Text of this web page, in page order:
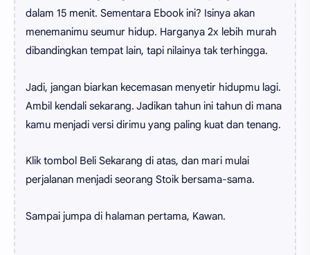
dalam 15 menit. Sementara Ebook ini? Isinya akan
menemanimu seumur hidup. Harganya 2x lebih murah
dibandingkan tempat lain, tapi nilainya tak terhingga.
Jadi, jangan biarkan kecemasan menyetir hidupmu lagi.
Ambil kendali sekarang. Jadikan tahun ini tahun di mana
kamu menjadi versi dirimu yang paling kuat dan tenang.
Klik tombol Beli Sekarang di atas, dan mari mulai
perjalanan menjadi seorang Stoik bersama-sama.
Sampai jumpa di halaman pertama, Kawan.